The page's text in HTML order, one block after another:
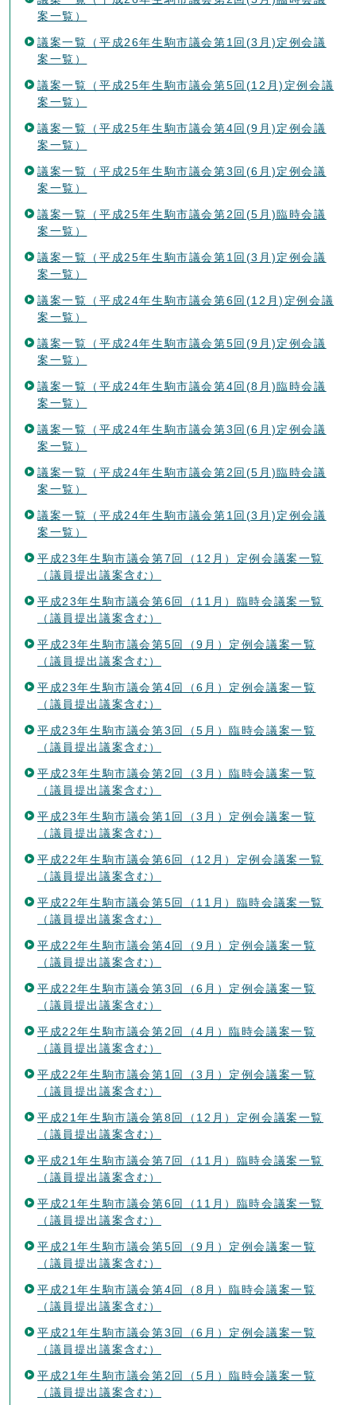
案一覧）
議案一覧（平成26年生駒市議会第1回(3月)定例会議
案一覧）
議案一覧（平成25年生駒市議会第5回(12月)定例会議
案一覧）
議案一覧（平成25年生駒市議会第4回(9月)定例会議
案一覧）
議案一覧（平成25年生駒市議会第3回(6月)定例会議
案一覧）
議案一覧（平成25年生駒市議会第2回(5月)臨時会議
案一覧）
議案一覧（平成25年生駒市議会第1回(3月)定例会議
案一覧）
議案一覧（平成24年生駒市議会第6回(12月)定例会議
案一覧）
議案一覧（平成24年生駒市議会第5回(9月)定例会議
案一覧）
議案一覧（平成24年生駒市議会第4回(8月)臨時会議
案一覧）
議案一覧（平成24年生駒市議会第3回(6月)定例会議
案一覧）
議案一覧（平成24年生駒市議会第2回(5月)臨時会議
案一覧）
議案一覧（平成24年生駒市議会第1回(3月)定例会議
案一覧）
平成23年生駒市議会第7回（12月）定例会議案一覧
（議員提出議案含む）
平成23年生駒市議会第6回（11月）臨時会議案一覧
（議員提出議案含む）
平成23年生駒市議会第5回（9月）定例会議案一覧
（議員提出議案含む）
平成23年生駒市議会第4回（6月）定例会議案一覧
（議員提出議案含む）
平成23年生駒市議会第3回（5月）臨時会議案一覧
（議員提出議案含む）
平成23年生駒市議会第2回（3月）臨時会議案一覧
（議員提出議案含む）
平成23年生駒市議会第1回（3月）定例会議案一覧
（議員提出議案含む）
平成22年生駒市議会第6回（12月）定例会議案一覧
（議員提出議案含む）
平成22年生駒市議会第5回（11月）臨時会議案一覧
（議員提出議案含む）
平成22年生駒市議会第4回（9月）定例会議案一覧
（議員提出議案含む）
平成22年生駒市議会第3回（6月）定例会議案一覧
（議員提出議案含む）
平成22年生駒市議会第2回（4月）臨時会議案一覧
（議員提出議案含む）
平成22年生駒市議会第1回（3月）定例会議案一覧
（議員提出議案含む）
平成21年生駒市議会第8回（12月）定例会議案一覧
（議員提出議案含む）
平成21年生駒市議会第7回（11月）臨時会議案一覧
（議員提出議案含む）
平成21年生駒市議会第6回（11月）臨時会議案一覧
（議員提出議案含む）
平成21年生駒市議会第5回（9月）定例会議案一覧
（議員提出議案含む）
平成21年生駒市議会第4回（8月）臨時会議案一覧
（議員提出議案含む）
平成21年生駒市議会第3回（6月）定例会議案一覧
（議員提出議案含む）
平成21年生駒市議会第2回（5月）臨時会議案一覧
（議員提出議案含む）